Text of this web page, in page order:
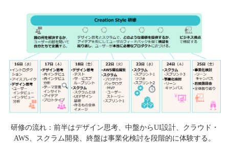
研修の流れ：前半はデザイン思考、中盤からUI設計、クラウド・
AWS、スクラム開発、終盤は事業化検討を段階的に体験する。